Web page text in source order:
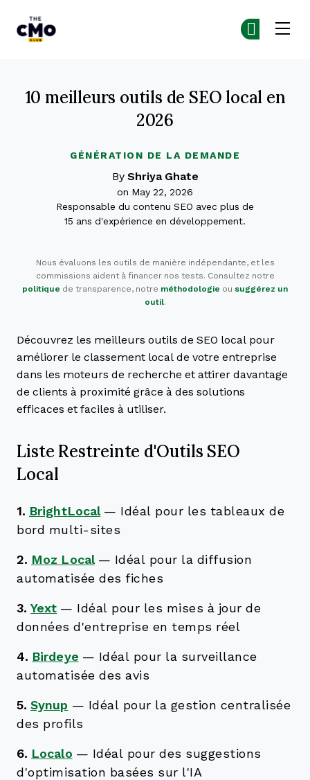
GÉNÉRATION DE LA DEMANDE
10 meilleurs outils de SEO local en
2026
By Shriya Ghate
on May 22, 2026
Responsable du contenu SEO avec plus de
15 ans d'expérience en développement.
Nous évaluons les outils de manière indépendante, et les
commissions aident à financer nos tests. Consultez notre
politique de transparence, notre méthodologie ou suggérez un
outil.
Découvrez les meilleurs outils de SEO local pour
améliorer le classement local de votre entreprise
dans les moteurs de recherche et attirer davantage
de clients à proximité grâce à des solutions
efficaces et faciles à utiliser.
Liste Restreinte d'Outils SEO
Local
1. BrightLocal — Idéal pour les tableaux de
bord multi-sites
2. Moz Local — Idéal pour la diffusion
automatisée des fiches
3. Yext — Idéal pour les mises à jour de
données d'entreprise en temps réel
4. Birdeye — Idéal pour la surveillance
automatisée des avis
5. Synup — Idéal pour la gestion centralisée
des profils
6. Localo — Idéal pour des suggestions
d'optimisation basées sur l'IA